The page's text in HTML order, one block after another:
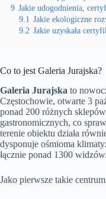
9 Jakie udogodnienia,
9.1 Jakie ekologiczne
9.2 Jakie uzyskała
Co to jest Galeria Jurajska?
Galeria Jurajska to
Częstochowie, otwarte 3
ponad 200 różnych
gastronomicznych, co
terenie obiektu działa
dysponuje ośmioma
łącznie ponad 1300 widzów.
Jako pierwsze takie